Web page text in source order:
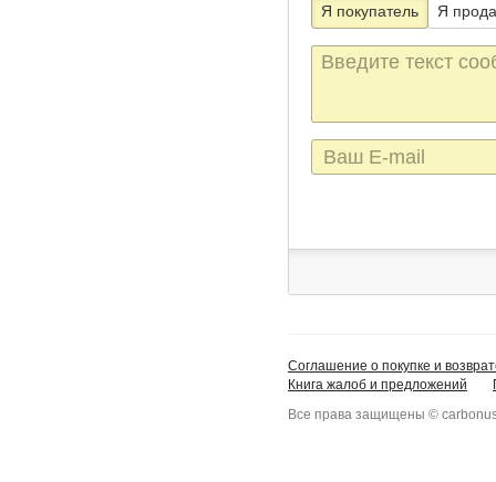
Я покупатель Я
Текст
сообщения
E-
mail
Соглашение о покупке и
Книга жалоб и предложений
Все права защищены ©